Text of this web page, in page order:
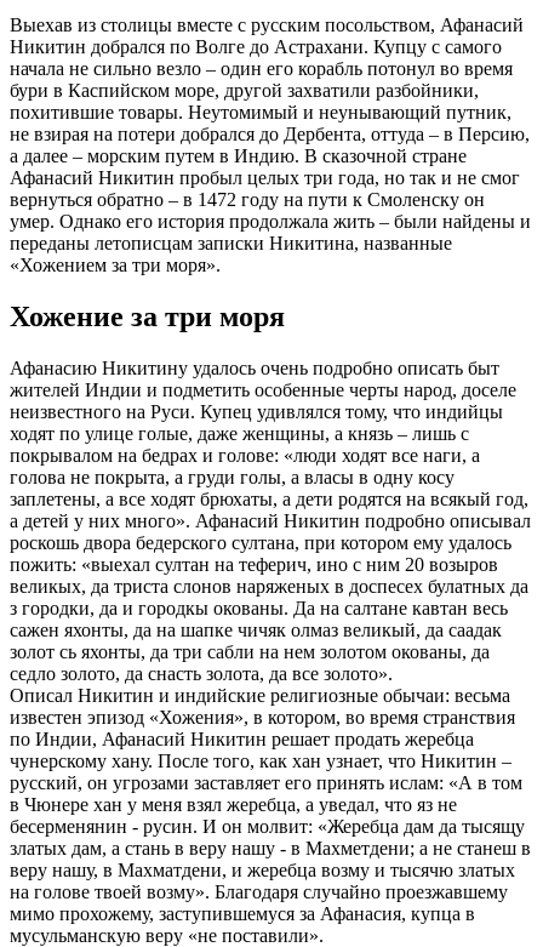
Выехав из столицы вместе с русским посольством, Афанасий
Никитин добрался по Волге до Астрахани. Купцу с самого
начала не сильно везло – один его корабль потонул во время
бури в Каспийском море, другой захватили разбойники,
похитившие товары. Неутомимый и неунывающий путник,
не взирая на потери добрался до Дербента, оттуда – в Персию,
а далее – морским путем в Индию. В сказочной стране
Афанасий Никитин пробыл целых три года, но так и не смог
вернуться обратно – в 1472 году на пути к Смоленску он
умер. Однако его история продолжала жить – были найдены и
переданы летописцам записки Никитина, названные
«Хожением за три моря».
Хожение за три моря
Афанасию Никитину удалось очень подробно описать быт
жителей Индии и подметить особенные черты народ, доселе
неизвестного на Руси. Купец удивлялся тому, что индийцы
ходят по улице голые, даже женщины, а князь – лишь с
покрывалом на бедрах и голове: «люди ходят все наги, а
голова не покрыта, а груди голы, а власы в одну косу
заплетены, а все ходят брюхаты, а дети родятся на всякый год,
а детей у них много». Афанасий Никитин подробно описывал
роскошь двора бедерского султана, при котором ему удалось
пожить: «выехал султан на теферич, ино с ним 20 возыров
великых, да триста слонов наряженых в доспесех булатных да
з городки, да и городкы окованы. Да на салтане кавтан весь
сажен яхонты, да на шапке чичяк олмаз великый, да саадак
золот сь яхонты, да три сабли на нем золотом окованы, да
седло золото, да снасть золота, да все золото».
Описал Никитин и индийские религиозные обычаи: весьма
известен эпизод «Хожения», в котором, во время странствия
по Индии, Афанасий Никитин решает продать жеребца
чунерскому хану. После того, как хан узнает, что Никитин –
русский, он угрозами заставляет его принять ислам: «А в том
в Чюнере хан у меня взял жеребца, а уведал, что яз не
бесерменянин - русин. И он молвит: «Жеребца дам да тысящу
златых дам, а стань в веру нашу - в Махметдени; а не станеш в
веру нашу, в Махматдени, и жеребца возму и тысячю златых
на голове твоей возму». Благодаря случайно проезжавшему
мимо прохожему, заступившемуся за Афанасия, купца в
мусульманскую веру «не поставили».